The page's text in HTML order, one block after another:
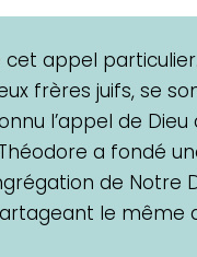
cet appel particulier.
frères juifs, se
l’appel de Dieu
a fondé
de Notre
le même